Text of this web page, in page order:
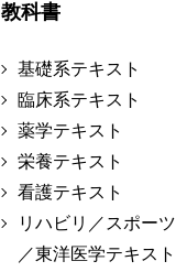
教科書
基礎系テキスト
臨床系テキスト
薬学テキスト
栄養テキスト
看護テキスト
リハビリ／スポーツ
／東洋医学テキスト